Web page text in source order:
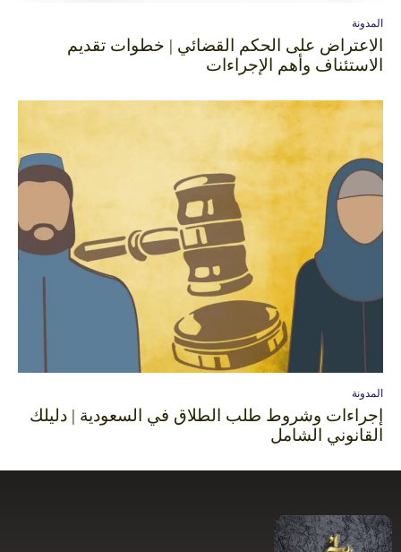
المدونة
الاعتراض على الحكم القضائي | خطوات تقديم
الاستئناف وأهم الإجراءات
المدونة
إجراءات وشروط طلب الطلاق في السعودية | دليلك
القانوني الشامل